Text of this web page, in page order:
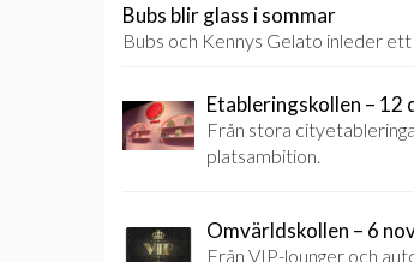
Bubs blir glass i sommar
Bubs och Kennys Gelato inleder
Etableringskollen – 12
Från stora
platsambition.
Omvärldskollen – 6
Från VIP-lounger och